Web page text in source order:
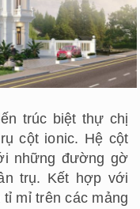
trúc biệt thự chị
cột ionic. Hệ cột
những đường gờ
trụ. Kết hợp với
mỉ trên các mảng